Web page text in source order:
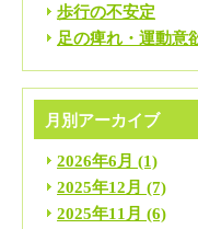
歩行の不安定
足の痺れ・運動意
月別アーカイブ
2026年6月 (1)
2025年12月 (7)
2025年11月 (6)